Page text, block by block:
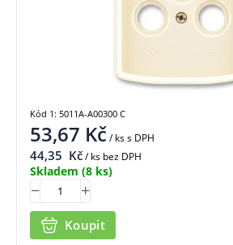
53,67 Kč/ kss DPH
44,35 Kč/ ks bez DPH
Skladem (8 ks)
Koupit
Kód 1: 5011A-A00300 C